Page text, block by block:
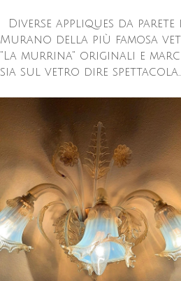
Diverse appliques da parete
Murano della più famosa
"La murrina" originali e
sia sul vetro dire